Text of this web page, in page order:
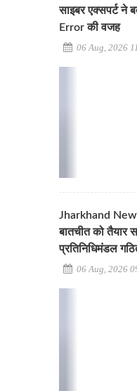
साइबर एक्सपर्ट ने
Error की वजह
06 Aug, 2026
Jharkhand
बातचीत को तैयार
प्रतिनिधिमंडल
06 Aug, 2026